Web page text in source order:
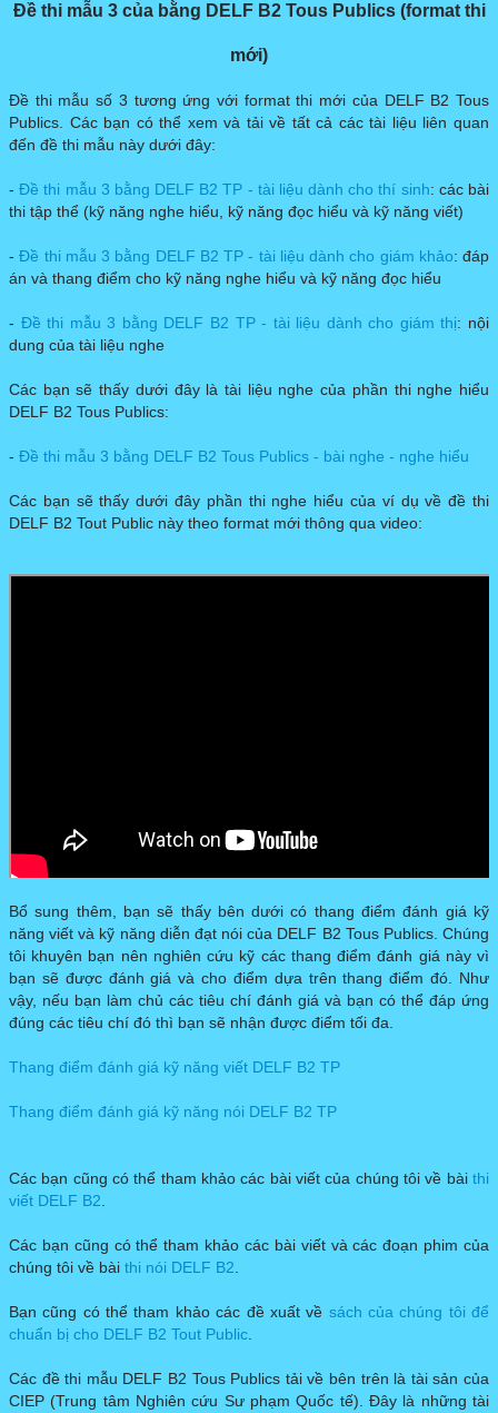
​​Đề thi mẫu 3 của bằng DELF B2 Tous Publics (format thi
mới)
Đề thi mẫu số 3 tương ứng với format thi mới của DELF B2 Tous
Publics. Các bạn có thể xem và tải về tất cả các tài liệu liên quan
đến đề thi mẫu này dưới đây:
-Đề thi mẫu 3 bằng DELF B2 TP - tài liệu dành cho thí sinh: các bài
thi tập thể (kỹ năng nghe hiểu, kỹ năng đọc hiểu và kỹ năng viết)
-Đề thi mẫu 3 bằng DELF B2 TP - tài liệu dành cho giám khảo: đáp
án và thang điểm cho kỹ năng nghe hiểu và kỹ năng đọc hiểu
- Đề thi mẫu 3 bằng DELF B2 TP - tài liệu dành cho giám thị: nội
dung của tài liệu nghe
Các bạn sẽ thấy dưới đây là tài liệu nghe của phần thi nghe hiểu
DELF B2 Tous Publics:
- ​ Đề thi mẫu 3 bằng DELF B2 Tous Publics - bài nghe - nghe hiểu
Các bạn sẽ thấy dưới đây phần thi nghe hiểu của ví dụ về đề thi
DELF B2 Tout Public này theo format mới thông qua video:
Bổ sung thêm, bạn sẽ thấy bên dưới có thang điểm đánh giá kỹ
năng viết và kỹ năng diễn đạt nói của DELF B2 Tous Publics. Chúng
tôi khuyên bạn nên nghiên cứu kỹ các thang điểm đánh giá này vì
bạn sẽ được đánh giá và cho điểm dựa trên thang điểm đó. Như
vậy, nếu bạn làm chủ các tiêu chí đánh giá và bạn có thể đáp ứng
đúng các tiêu chí đó thì bạn sẽ nhận được điểm tối đa.
Thang điểm đánh giá kỹ năng viết DELF B2 TP​
​Thang điểm đánh giá kỹ năng nói DELF B2 TP
Các bạn cũng có thể tham khảo các bài viết của chúng tôi về bài thi
viết DELF B2.
Các bạn cũng có thể tham khảo các bài viết và các đoạn phim của
chúng tôi về bài thi nói DELF B2.
Bạn cũng có thể tham khảo các đề xuất về sách của chúng tôi để
chuẩn bị cho DELF B2 Tout Public.​​
Các đề thi mẫu DELF B2 Tous Publics tải về bên trên là tài sản của
CIEP (Trung tâm Nghiên cứu Sư phạm Quốc tế). Đây là những tài